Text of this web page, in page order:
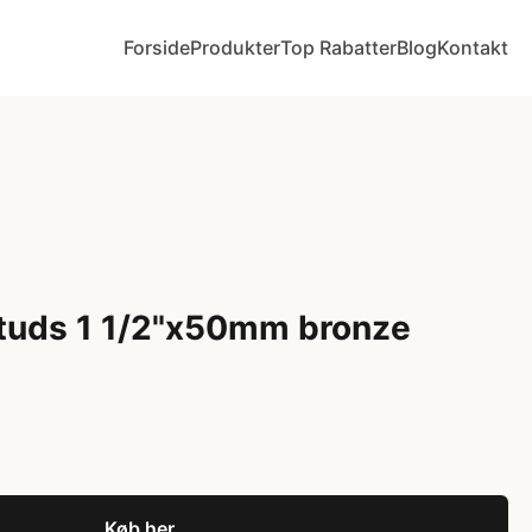
ForsideProdukterTop RabatterBlogKontakt
1 1/2"x50mm bronze